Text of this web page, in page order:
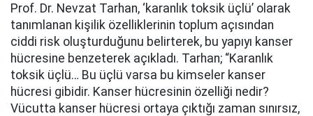
Prof. Dr. Nevzat Tarhan, ‘karanlık toksik üçlü’ olarak
tanımlanan kişilik özelliklerinin toplum açısından
ciddi risk oluşturduğunu belirterek, bu yapıyı kanser
hücresine benzeterek açıkladı. Tarhan; “Karanlık
toksik üçlü… Bu üçlü varsa bu kimseler kanser
hücresi gibidir. Kanser hücresinin özelliği nedir?
Vücutta kanser hücresi ortaya çıktığı zaman sınırsız,